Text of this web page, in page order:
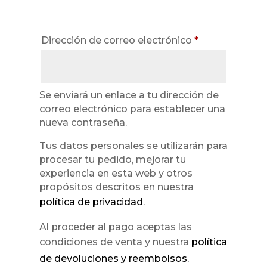
Dirección de correo electrónico *Obligatorio
Se enviará un enlace a tu dirección de
correo electrónico para establecer una
nueva contraseña.
Tus datos personales se utilizarán para
procesar tu pedido, mejorar tu
experiencia en esta web y otros
propósitos descritos en nuestra
política de privacidad.
Al proceder al pago aceptas las
condiciones de venta y nuestra política
de devoluciones y reembolsos.